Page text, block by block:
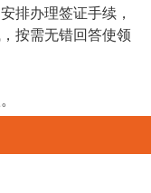
排办理签证手续，
按需无错回答使领